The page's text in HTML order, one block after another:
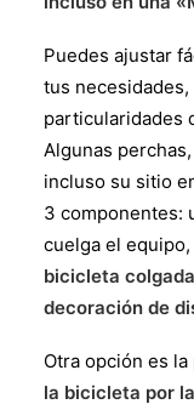
Puedes ajustar
tus
particularidades
Algunas
incluso su sitio
3 componentes:
cuelga el
bicicleta
decoración de
Otra opción es la
la bicicleta por